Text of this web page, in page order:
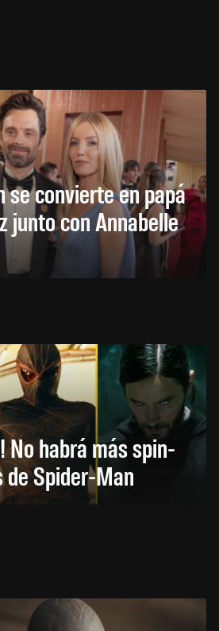
se convierte en papá
junto con Annabelle
No habrá más spin-
Spider-Man